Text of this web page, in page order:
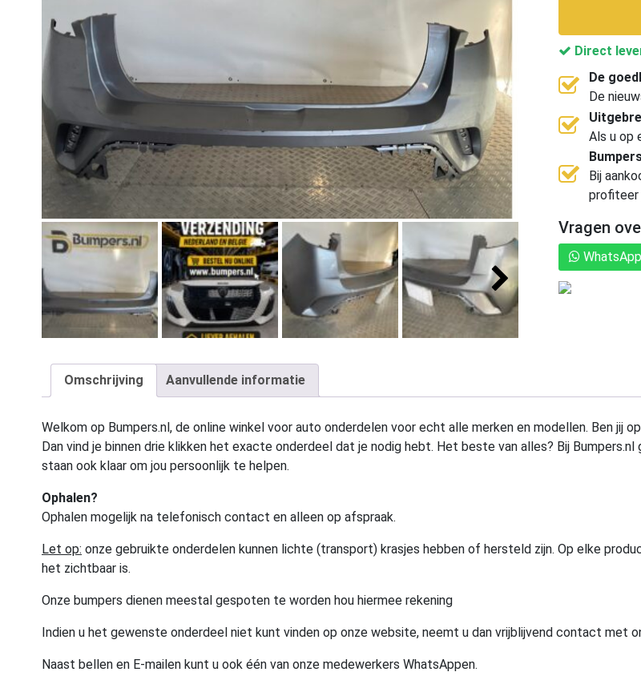
Direct
De
De
Als u op
Bij
profiteer
Vragen
Omschrijving Aanvullende informatie
Welkom op Bumpers.nl, de online winkel voor auto onderdelen voor echt alle merken en modellen. Ben jij
Dan vind je binnen drie klikken het exacte onderdeel dat je nodig hebt. Het beste van alles? Bij
staan ook klaar om jou persoonlijk te helpen.
Ophalen?
Ophalen mogelijk na telefonisch contact en alleen op afspraak.
Let op: onze gebruikte onderdelen kunnen lichte (transport) krasjes hebben of hersteld zijn. Op elke
het zichtbaar is.
Onze bumpers dienen meestal gespoten te worden hou hiermee rekening
Indien u het gewenste onderdeel niet kunt vinden op onze website, neemt u dan vrijblijvend contact met
Naast bellen en E-mailen kunt u ook één van onze medewerkers WhatsAppen.